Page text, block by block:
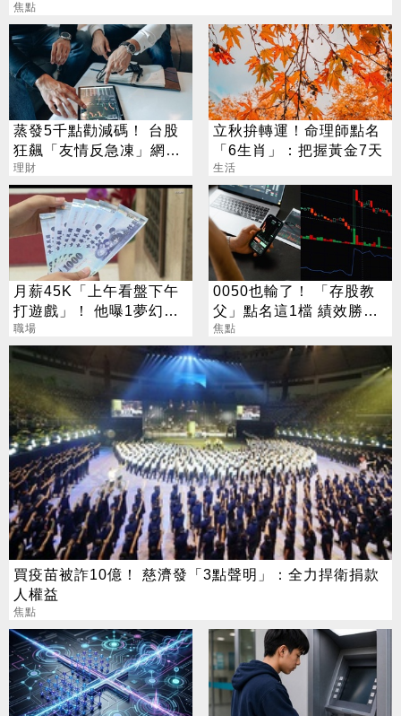
焦點
蒸發5千點勸減碼！ 台股
狂飆「友情反急凍」網
嘆：少管閒事
理財
立秋拚轉運！命理師點名
「6生肖」：把握黃金7天
生活
月薪45K「上午看盤下午
打遊戲」！ 他曝1夢幻職
業 網嘆：比保全爽
職場
0050也輸了！ 「存股教
父」點名這1檔 績效勝出
還更抗跌
焦點
買疫苗被詐10億！ 慈濟發「3點聲明」：全力捍衛捐款
人權益
焦點